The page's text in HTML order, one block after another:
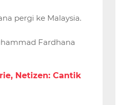
pergi ke Malaysia.
Fardhana
Netizen: Cantik